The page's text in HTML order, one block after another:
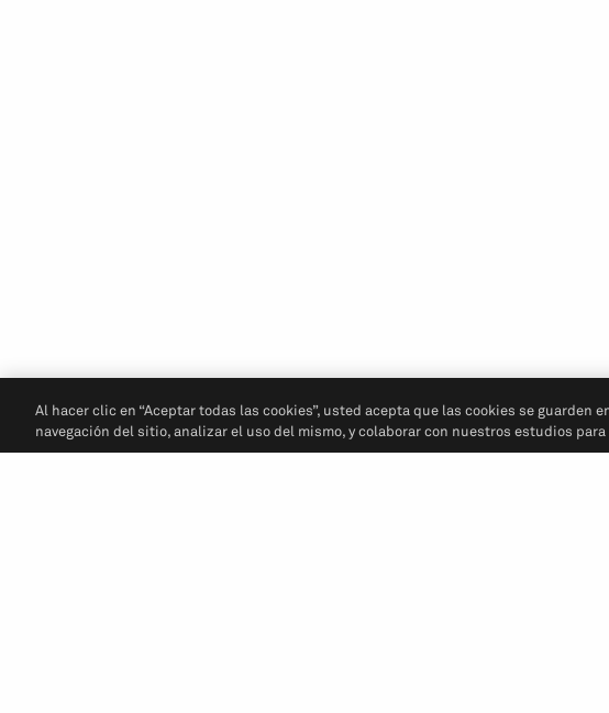
Al hacer clic en “Aceptar todas las cookies”, usted acepta que las cookies se guarden
navegación del sitio, analizar el uso del mismo, y colaborar con nuestros estudios